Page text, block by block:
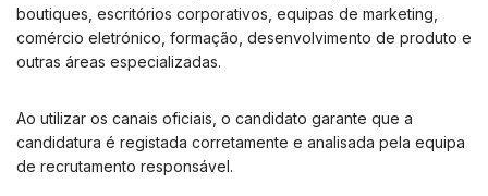
boutiques, escritórios corporativos, equipas de marketing,
comércio eletrónico, formação, desenvolvimento de produto e
outras áreas especializadas.
Ao utilizar os canais oficiais, o candidato garante que a
candidatura é registada corretamente e analisada pela equipa
de recrutamento responsável.